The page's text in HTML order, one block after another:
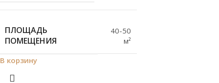
ПЛОЩАДЬ
ПОМЕЩЕНИЯ
40-50
м²
В корзину